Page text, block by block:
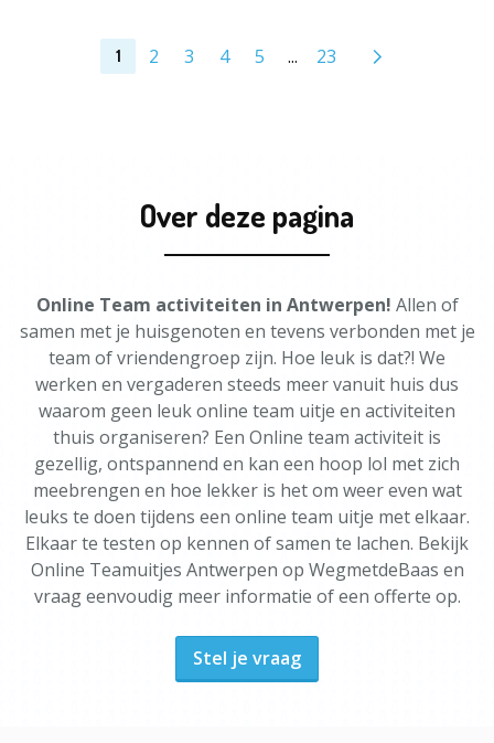
1 2 3 4 5 ... 23
Over deze pagina
Online Team activiteiten in Antwerpen! Allen of
samen met je huisgenoten en tevens verbonden met je
team of vriendengroep zijn. Hoe leuk is dat?! We
werken en vergaderen steeds meer vanuit huis dus
waarom geen leuk online team uitje en activiteiten
thuis organiseren? Een Online team activiteit is
gezellig, ontspannend en kan een hoop lol met zich
meebrengen en hoe lekker is het om weer even wat
leuks te doen tijdens een online team uitje met elkaar.
Elkaar te testen op kennen of samen te lachen. Bekijk
Online Teamuitjes Antwerpen op WegmetdeBaas en
vraag eenvoudig meer informatie of een offerte op.
Stel je vraag